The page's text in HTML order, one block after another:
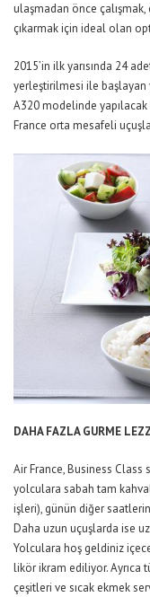
ulaşmadan önce
çıkarmak için ideal olan
2015’in ilk yarısında 24
yerleştirilmesi ile başlayan
A320 modelinde
France orta mesafeli
DAHA FAZLA GURME
Air France, Business
yolculara sabah tam
işleri), günün diğer
Daha uzun uçuşlarda ise
Yolculara hoş geldiniz
likör ikram ediliyor. Ayrıca
çeşitleri ve sıcak ekmek